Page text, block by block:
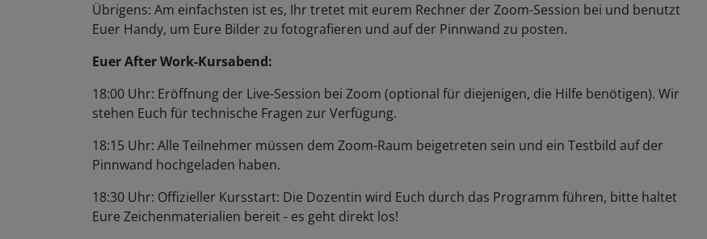
Übrigens: Am einfachsten ist es, Ihr tretet mit eurem Rechner der Zoom-Session bei und benutzt
Euer Handy, um Eure Bilder zu fotografieren und auf der Pinnwand zu posten.
Euer After Work-Kursabend:
18:00 Uhr: Eröffnung der Live-Session bei Zoom (optional für diejenigen, die Hilfe benötigen). Wir
stehen Euch für technische Fragen zur Verfügung.
18:15 Uhr: Alle Teilnehmer müssen dem Zoom-Raum beigetreten sein und ein Testbild auf der
Pinnwand hochgeladen haben.
18:30 Uhr: Offizieller Kursstart: Die Dozentin wird Euch durch das Programm führen, bitte haltet
Eure Zeichenmaterialien bereit - es geht direkt los!